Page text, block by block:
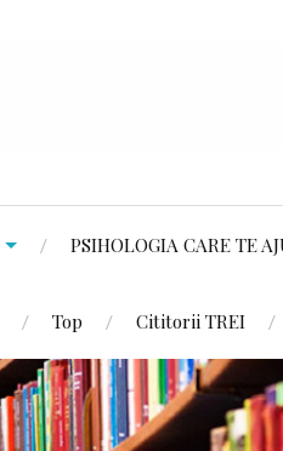
PSIHOLOGIA CARE TE
Top Cititorii TREI